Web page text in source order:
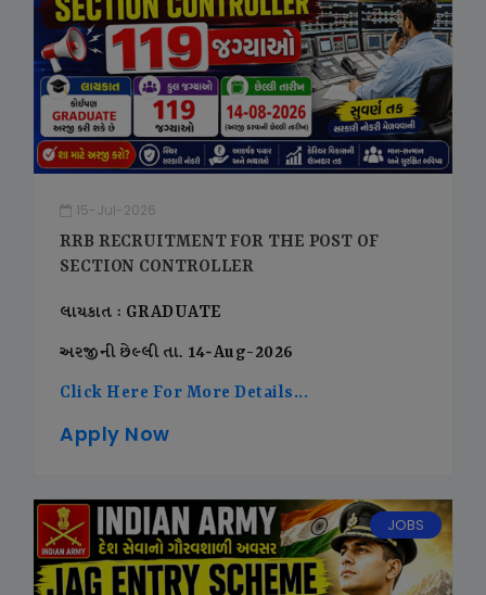
15-Jul-2026
RRB RECRUITMENT FOR THE POST OF
SECTION CONTROLLER
લાયકાત : GRADUATE
અરજીની છેલ્લી તા. 14-Aug-2026
Click Here For More Details...
Apply Now
JOBS